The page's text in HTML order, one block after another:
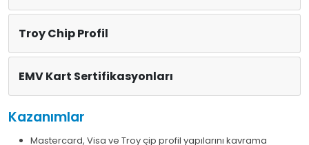
Troy Chip Profil
EMV Kart Sertifikasyonları
Kazanımlar
Mastercard, Visa ve Troy çip profil yapılarını kavrama